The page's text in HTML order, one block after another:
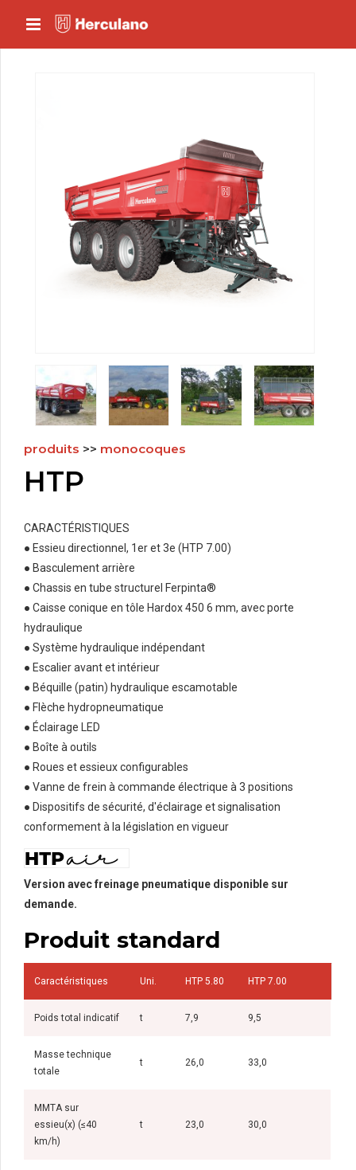
produits >> monocoques
HTP
CARACTÉRISTIQUES
● Essieu directionnel, 1er et 3e (HTP 7.00)
● Basculement arrière
● Chassis en tube structurel Ferpinta®
● Caisse conique en tôle Hardox 450 6 mm, avec porte
hydraulique
● Système hydraulique indépendant
● Escalier avant et intérieur
● Béquille (patin) hydraulique escamotable
● Flèche hydropneumatique
● Éclairage LED
● Boîte à outils
● Roues et essieux configurables
● Vanne de frein à commande électrique à 3 positions
● Dispositifs de sécurité, d'éclairage et signalisation
conformement à la législation en vigueur
Version avec freinage pneumatique disponible sur
demande.
Produit standard
Caractéristiques Uni. HTP 5.80 HTP 7.00
Poids total indicatif t 7,9 9,5
Masse technique
totale
t 26,0 33,0
MMTA sur
essieu(x) (≤40
km/h)
t 23,0 30,0